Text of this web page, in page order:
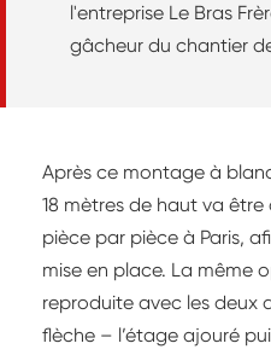
l'entreprise Le Bras
gâcheur du chantier
Après ce montage à
18 mètres de haut va
pièce par pièce à Paris,
mise en place. La même
reproduite avec les deux
flèche – l’étage ajouré